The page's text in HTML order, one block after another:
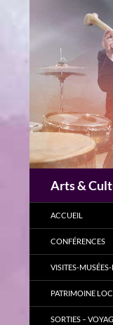
Arts &
ACCUEIL
CONFÉRENCES
VISITES-
PATRIMOINE
SORTIES –